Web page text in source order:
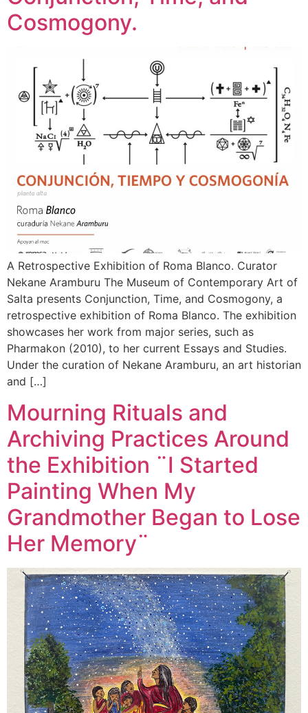
Cosmogony.
A Retrospective Exhibition of Roma Blanco. Curator
Nekane Aramburu The Museum of Contemporary Art of
Salta presents Conjunction, Time, and Cosmogony, a
retrospective exhibition of Roma Blanco. The exhibition
showcases her work from major series, such as
Pharmakon (2010), to her current Essays and Studies.
Under the curation of Nekane Aramburu, an art historian
and […]
Mourning Rituals and
Archiving Practices Around
the Exhibition ¨I Started
Painting When My
Grandmother Began to Lose
Her Memory¨